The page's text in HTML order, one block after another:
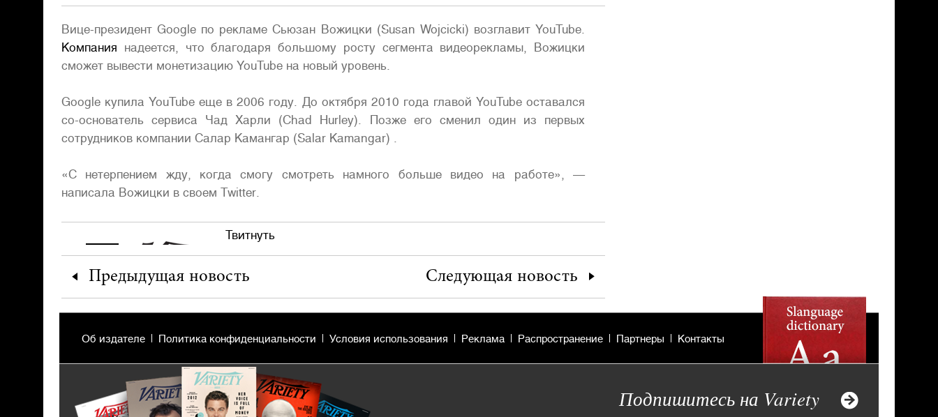
Вице-президент Google по рекламе Сьюзан Вожицки (Susan Wojcicki) возглавит YouTube.
Компания надеется, что благодаря большому росту сегмента видеорекламы, Вожицки
сможет вывести монетизацию YouTube на новый уровень.
Google купила YouTube еще в 2006 году. До октября 2010 года главой YouTube оставался
со-основатель сервиса Чад Харли (Chad Hurley). Позже его сменил один из первых
сотрудников компании Салар Камангар (Salar Kamangar) .
«С нетерпением жду, когда смогу смотреть намного больше видео на работе», —
написала Вожицки в своем Twitter.
Твитнуть
Предыдущая новость Следующая новость
Об издателе Политика конфиденциальности Условия использования Реклама Распространение Партнеры Контакты
Подпишитесь на Variety